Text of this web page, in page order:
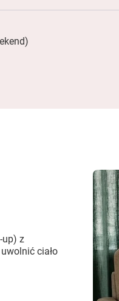
up) z
ciało